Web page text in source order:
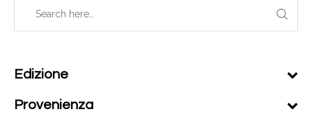
Edizione
Provenienza